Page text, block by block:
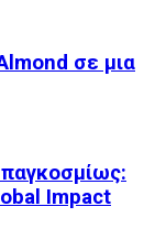
σε μια
παγκοσμίως:
Impact